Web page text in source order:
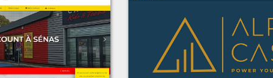
Voir le projet
Discount Alpha Cash